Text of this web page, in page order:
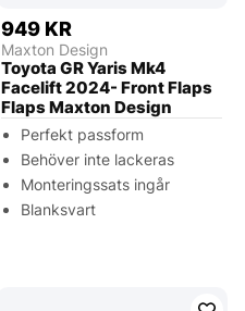
949 KR
Maxton Design
Toyota GR Yaris Mk4
Facelift 2024- Front Flaps
Flaps Maxton Design
Perfekt passform
Behöver inte lackeras
Monteringssats ingår
Blanksvart